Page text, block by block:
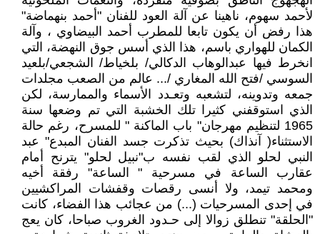
لأحمد سهوم، ناهينا عن آلة العود للفنان "أحمد بنهماضة"
هذا رفض أن يكون تابعا للمطرب أحمد البيضاوي ، وآلة
الكمان للهواري باسم، هذا الذي أسس جوق النهضة، التي
انخرط فيها عبدالوهاب الدكالي/ بلخياط/ الشجعي/بلعيد
السوسي /فتح الله المغاري /... عالم من الصعب مجلدات
جمعه وتدوينه، لتشعبه وتعـدد الأسماء والممارسة، لكن
الذي استوقفني كثيرا تلك الخشبة التي تم وضعها سنة
1965 لتنظيم مهرجان" باب الماكنة " للمسرح، رغم حالة
الاستثناء( آنذاك) بحيث تذكرت جسد الفنان المبدع" عبد
النبي لحلو الذي لقب نفسه ب"نبيل لحلو" يترنح أمام
عقارب الساعة في مسرحية " الساعة" رفقة أخيه
ومحمد تيمد، ولا أنسى رقصات وقفشات المراكشيين
في إحدى المسرحيات (...) من عجائب هذا الفضاء، كانت
"الحلقة" تنطلق زوالا إلى حـدود الغروب صباحا، كان يعج